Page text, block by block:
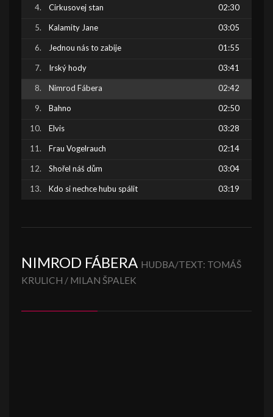
Cirkusovej stan 02:30
Kalamity Jane 03:05
Jednou nás to zabije 01:55
Irský hody 03:41
Nimrod Fábera 02:42
Bahno 02:50
Elvis 03:28
Frau Vogelrauch 02:14
Shořel náš dům 03:04
Kdo si nechce hubu spálit 03:19
NIMROD FÁBERA HUDBA/TEXT: TOMÁŠ
KRULICH / MILAN ŠPALEK